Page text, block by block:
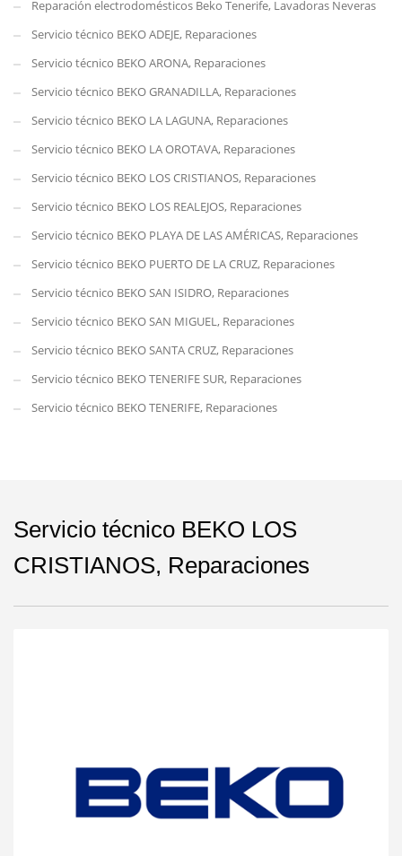
Reparación electrodomésticos Beko Tenerife, Lavadoras Neveras
Servicio técnico BEKO ADEJE, Reparaciones
Servicio técnico BEKO ARONA, Reparaciones
Servicio técnico BEKO GRANADILLA, Reparaciones
Servicio técnico BEKO LA LAGUNA, Reparaciones
Servicio técnico BEKO LA OROTAVA, Reparaciones
Servicio técnico BEKO LOS CRISTIANOS, Reparaciones
Servicio técnico BEKO LOS REALEJOS, Reparaciones
Servicio técnico BEKO PLAYA DE LAS AMÉRICAS, Reparaciones
Servicio técnico BEKO PUERTO DE LA CRUZ, Reparaciones
Servicio técnico BEKO SAN ISIDRO, Reparaciones
Servicio técnico BEKO SAN MIGUEL, Reparaciones
Servicio técnico BEKO SANTA CRUZ, Reparaciones
Servicio técnico BEKO TENERIFE SUR, Reparaciones
Servicio técnico BEKO TENERIFE, Reparaciones
Servicio técnico BEKO LOS
CRISTIANOS, Reparaciones